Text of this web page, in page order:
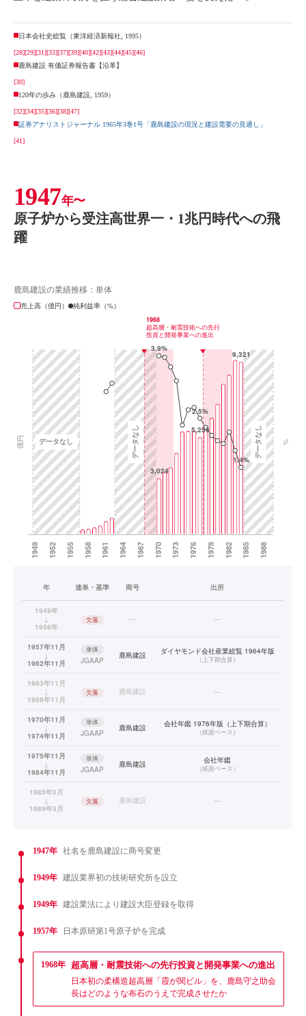
日本会社史総覧（東洋経済新報社, 1995）
[28][29][31][33][37][39][40][42][43][44][45][46]
鹿島建設 有価証券報告書【沿革】
[30]
120年の歩み（鹿島建設, 1959）
[32][34][35][36][38][47]
証券アナリストジャーナル 1965年3巻1号「鹿島建設の現況と建設需要の見通し」
[41]
1947年〜
原子炉から受注高世界一・1兆円時代への飛
躍
鹿島建設の業績推移：単体
売上高（億円）
純利益率（%）
年 連単・基準 商号 出所
1949年
↓
1956年
欠落 — —
1957年11月
↓
1962年11月
単体
JGAAP
鹿島建設 ダイヤモンド会社産業総覧 1964年版
（ 上下期合算）
1963年11月
↓
1969年11月
欠落 鹿島建設 —
1970年11月
↓
1974年11月
単体
JGAAP
鹿島建設 会社年鑑 1976年版（上下期合算）
（紙面ベース）
1975年11月
↓
1984年11月
単体
JGAAP
鹿島建設 会社年鑑
（紙面ベース）
1985年3月
↓
1989年3月
欠落 鹿島建設 —
1947年 社名を鹿島建設に商号変更
1949年 建設業界初の技術研究所を設立
1949年 建設業法により建設大臣登録を取得
1957年 日本原研第1号原子炉を完成
1968年 超高層・耐震技術への先行投資と開発事業への進出
日本初の柔構造超高層「霞が関ビル」を、鹿島守之助会
長はどのような布石のうえで完成させたか